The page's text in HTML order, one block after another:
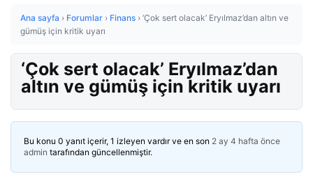
Ana sayfa › Forumlar › Finans › ‘Çok sert olacak’ Eryılmaz’dan altın ve
gümüş için kritik uyarı
‘Çok sert olacak’ Eryılmaz’dan
altın ve gümüş için kritik uyarı
Bu konu 0 yanıt içerir, 1 izleyen vardır ve en son 2 ay 4 hafta önce
admin tarafından güncellenmiştir.